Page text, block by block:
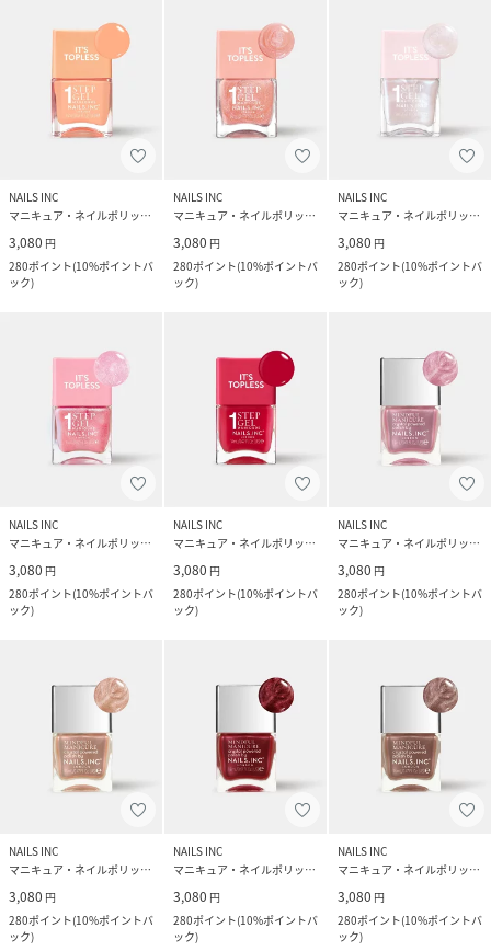
NAILS INC
マニキュア・ネイルポリッシュ
3,080 円
280ポイント(10%ポイントバ
ック)
NAILS INC
マニキュア・ネイルポリッシュ
3,080 円
280ポイント(10%ポイントバ
ック)
NAILS INC
マニキュア・ネイルポリッシュ
3,080 円
280ポイント(10%ポイントバ
ック)
NAILS INC
マニキュア・ネイルポリッシュ
3,080 円
280ポイント(10%ポイントバ
ック)
NAILS INC
マニキュア・ネイルポリッシュ
3,080 円
280ポイント(10%ポイントバ
ック)
NAILS INC
マニキュア・ネイルポリッシュ
3,080 円
280ポイント(10%ポイントバ
ック)
NAILS INC
マニキュア・ネイルポリッシュ
3,080 円
280ポイント(10%ポイントバ
ック)
NAILS INC
マニキュア・ネイルポリッシュ
3,080 円
280ポイント(10%ポイントバ
ック)
NAILS INC
マニキュア・ネイルポリッシュ
3,080 円
280ポイント(10%ポイントバ
ック)